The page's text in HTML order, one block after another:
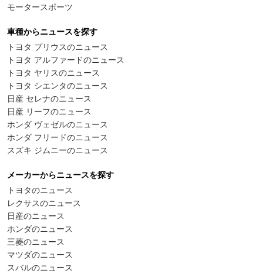
モータースポーツ
車種からニュースを探す
トヨタ プリウスのニュース
トヨタ アルファードのニュース
トヨタ ヤリスのニュース
トヨタ シエンタのニュース
日産 セレナのニュース
日産 リーフのニュース
ホンダ ヴェゼルのニュース
ホンダ フリードのニュース
スズキ ジムニーのニュース
メーカーからニュースを探す
トヨタのニュース
レクサスのニュース
日産のニュース
ホンダのニュース
三菱のニュース
マツダのニュース
スバルのニュース